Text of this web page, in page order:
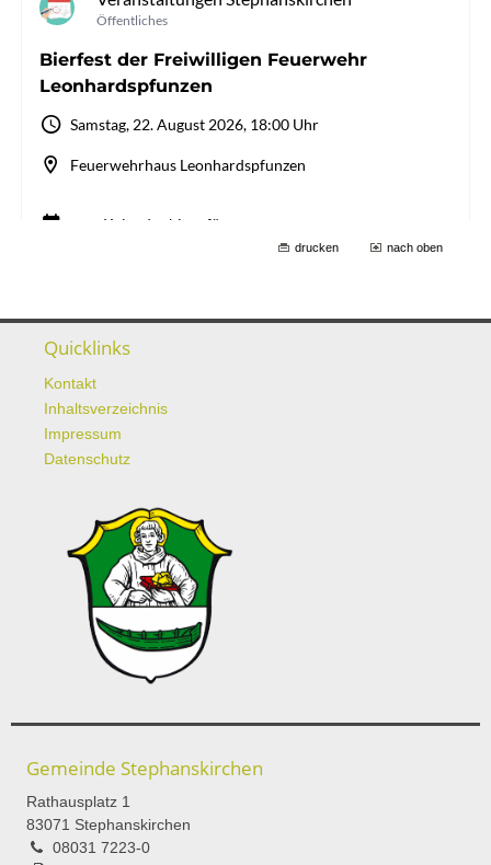
drucken nach oben
Quicklinks
Kontakt
Inhaltsverzeichnis
Impressum
Datenschutz
Gemeinde Stephanskirchen
Rathausplatz 1
83071 Stephanskirchen
08031 7223-0